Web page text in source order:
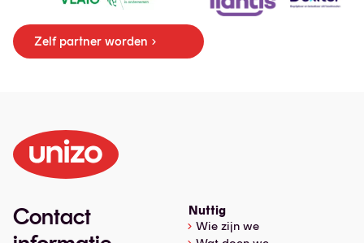
Zelf partner worden
Contact
Nuttig
Wie zijn we